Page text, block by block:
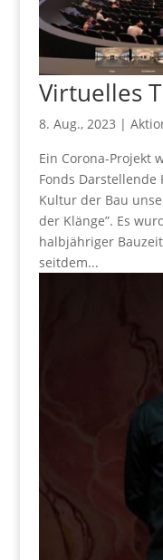
Virtuelles
8. Aug., 2023 |
Ein Corona-Projekt
Fonds
Kultur der Bau
der Klänge”. Es
halbjähriger
seitdem...